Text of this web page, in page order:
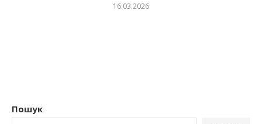
16.03.2026
Пошук